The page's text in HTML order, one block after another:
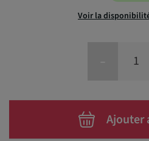
Voir la
Ajouter